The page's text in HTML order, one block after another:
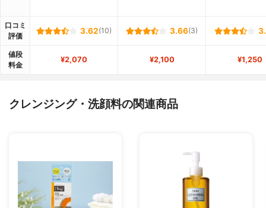
口コミ
評価
3.62(10) 3.66(3)
値段
料金
¥2,070 ¥2,100 ¥1,250
クレンジング・洗顔料の関連商品